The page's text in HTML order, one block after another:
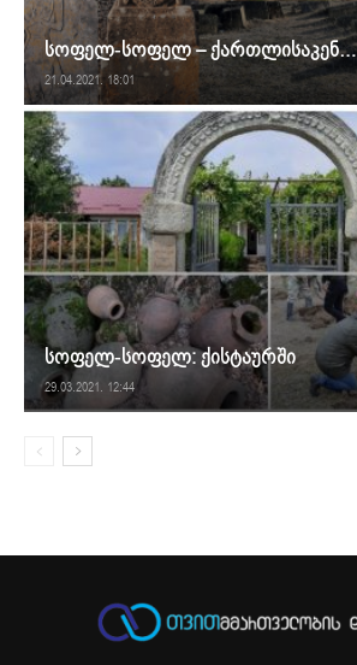
სოფელ-სოფელ – ქართლისაკენ…
21.04.2021. 18:01
სოფელ-სოფელ: ქისტაურში
29.03.2021. 12:44